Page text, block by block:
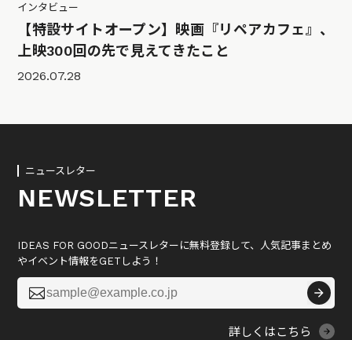
インタビュー
【特設サイトオープン】映画『リペアカフェ』、
上映300回の先で見えてきたこと
2026.07.28
ニュースレター
NEWSLETTER
IDEAS FOR GOODニュースレターに無料登録して、人気記事まとめ
やイベント情報をGETしよう！

詳しくはこちら